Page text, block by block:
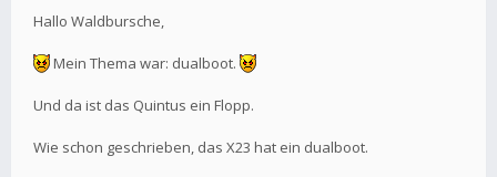
Hallo Waldbursche,
Mein Thema war: dualboot.
Und da ist das Quintus ein Flopp.
Wie schon geschrieben, das X23 hat ein dualboot.